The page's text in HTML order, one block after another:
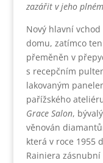
zazářit v jeho
Nový hlavní
domu, zatímco
přeměněn v
s recepčním
lakovaným
pařížského
Grace Salon,
věnován
která v roce 1955
Rainiera